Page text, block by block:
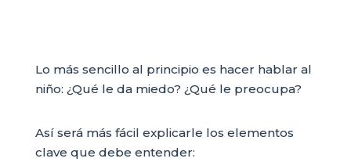
Lo más sencillo al principio es hacer hablar al
niño: ¿Qué le da miedo? ¿Qué le preocupa?
Así será más fácil explicarle los elementos
clave que debe entender: